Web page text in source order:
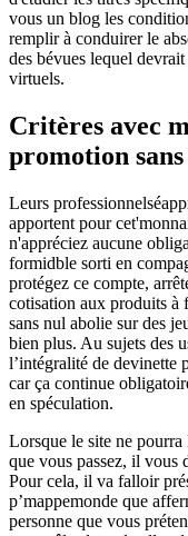
vous un blog les
remplir à conduirer le
des bévues lequel
virtuels.
Critères avec
promotion
Leurs
apportent pour
n'appréciez aucune
formidble sorti en
protégez ce compte,
cotisation aux produits à
sans nul abolie sur des
bien plus. Au sujets des
l’intégralité de devinette
car ça continue
en spéculation.
Lorsque le site ne
que vous passez, il vous
Pour cela, il va falloir
p’mappemonde que
personne que vous